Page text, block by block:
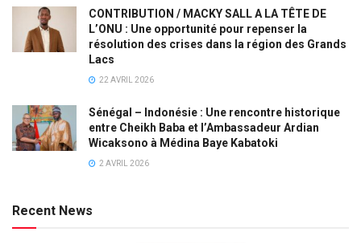
CONTRIBUTION / MACKY SALL A LA TÊTE DE
L’ONU : Une opportunité pour repenser la
résolution des crises dans la région des Grands
Lacs
22 AVRIL 2026
Sénégal – Indonésie : Une rencontre historique
entre Cheikh Baba et l’Ambassadeur Ardian
Wicaksono à Médina Baye Kabatoki
2 AVRIL 2026
Recent News